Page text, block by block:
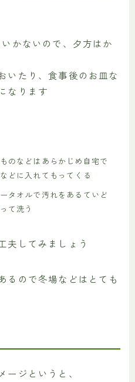
かないので、夕方はか
いたり、食事後のお皿な
なります
のなどはあらかじめ自宅で
どに入れてもってくる
タオルで汚れをあるていど
て洗う
夫してみましょう
るので冬場などはとても
ージというと、